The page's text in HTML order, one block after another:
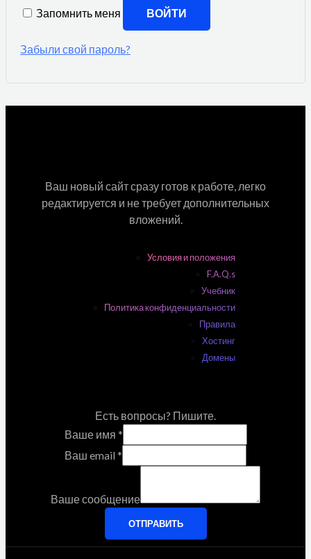
Запомнить меня ВОЙТИ
Забыли свой пароль?
Ваш новый сайт сразу готов к работе, легко
редактируется и не требует дополнительных
вложений.
Условия и положения
F.A.Q.s
Учебник
Политика конфиденциальности
Правила
Хостинг
Домены
Есть вопросы? Пишите.
Ваше имя *
Ваш email *
Ваше сообщение
ОТПРАВИТЬ